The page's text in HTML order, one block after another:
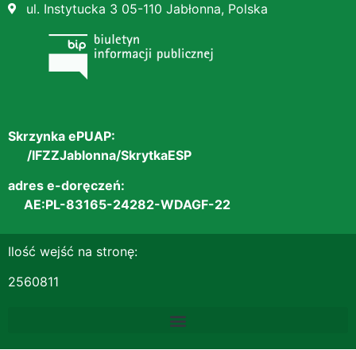
ul. Instytucka 3 05-110 Jabłonna, Polska
Skrzynka ePUAP:
/IFZZJablonna/SkrytkaESP
adres e-doręczeń:
AE:PL-83165-24282-WDAGF-22
Ilość wejść na stronę:
2560811